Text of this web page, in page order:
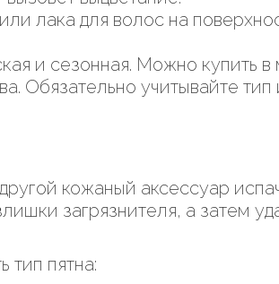
лака для волос на
и сезонная. Можно купить
Обязательно учитывайте
кожаный аксессуар
загрязнителя, а затем
тип пятна: